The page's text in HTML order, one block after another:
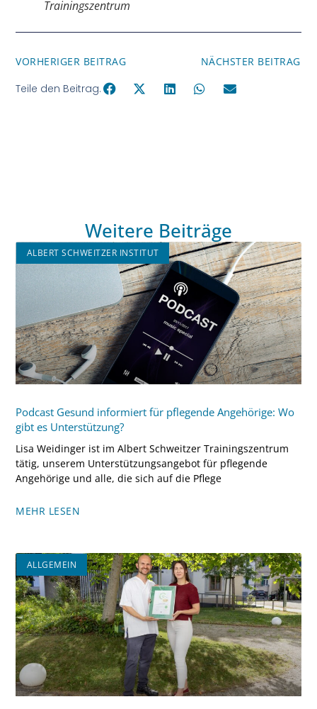
Trainingszentrum
VORHERIGER BEITRAG NÄCHSTER BEITRAG
Teile den Beitrag.
Weitere Beiträge
ALBERT SCHWEITZER INSTITUT
Podcast Gesund informiert für pflegende Angehörige: Wo
gibt es Unterstützung?
Lisa Weidinger ist im Albert Schweitzer Trainingszentrum
tätig, unserem Unterstützungsangebot für pflegende
Angehörige und alle, die sich auf die Pflege
MEHR LESEN
ALLGEMEIN